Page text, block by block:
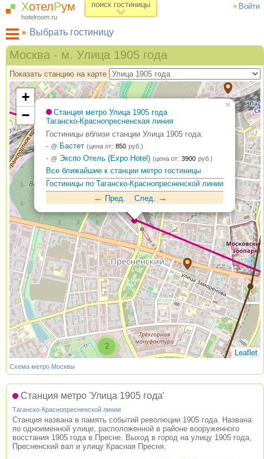
Войти
ХотелРум
hotelroom.ru
поиск гостиницы
Выбрать гостиницу
Гостиницы на карте Москвы
Гостиницы по метро
ХотелРум рекомендует
Москва - м. Улица 1905 года
Показать станцию на карте
2
Станция метро Улица 1905 года
Таганско-Краснопресненская линия
Гостиницы вблизи станции Улица 1905 года:
- @ Бастет (цена от: 850 руб.)
- @ Экспо Отель (Expo Hotel) (цена от: 3900 руб.)
Все ближайшие к станции метро гостиницы
Гостиницы по Таганско-Краснопресненской линии
← Пред. След. →
×
+
−
Leaflet
Схема метро Москвы
Станция метро 'Улица 1905 года'
Таганско-Краснопресненской линии
Станция названа в память событий революции 1905 года. Названа
по одноименной улице, расположенной в районе вооруженного
восстания 1905 года в Пресне. Выход в город на улицу 1905 года,
Пресненский вал и улицу Красная Пресня.